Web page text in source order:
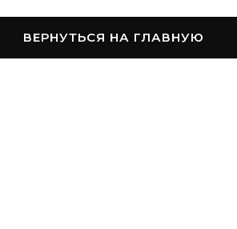
ВЕРНУТЬСЯ НА ГЛАВНУЮ